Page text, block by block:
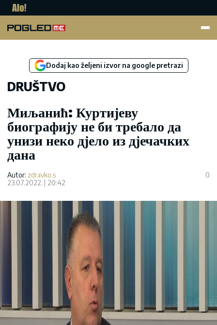
Dodaj kao željeni izvor na google pretrazi
DRUŠTVO
Миљанић: Куртијеву
биографију не би требало да
унизи неко дјело из дјечачких
дана
Autor: zdravko.s
23.07.2022.
20:42
0